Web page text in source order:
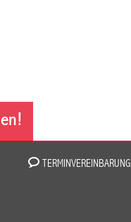
TERMINVEREINBARUNG